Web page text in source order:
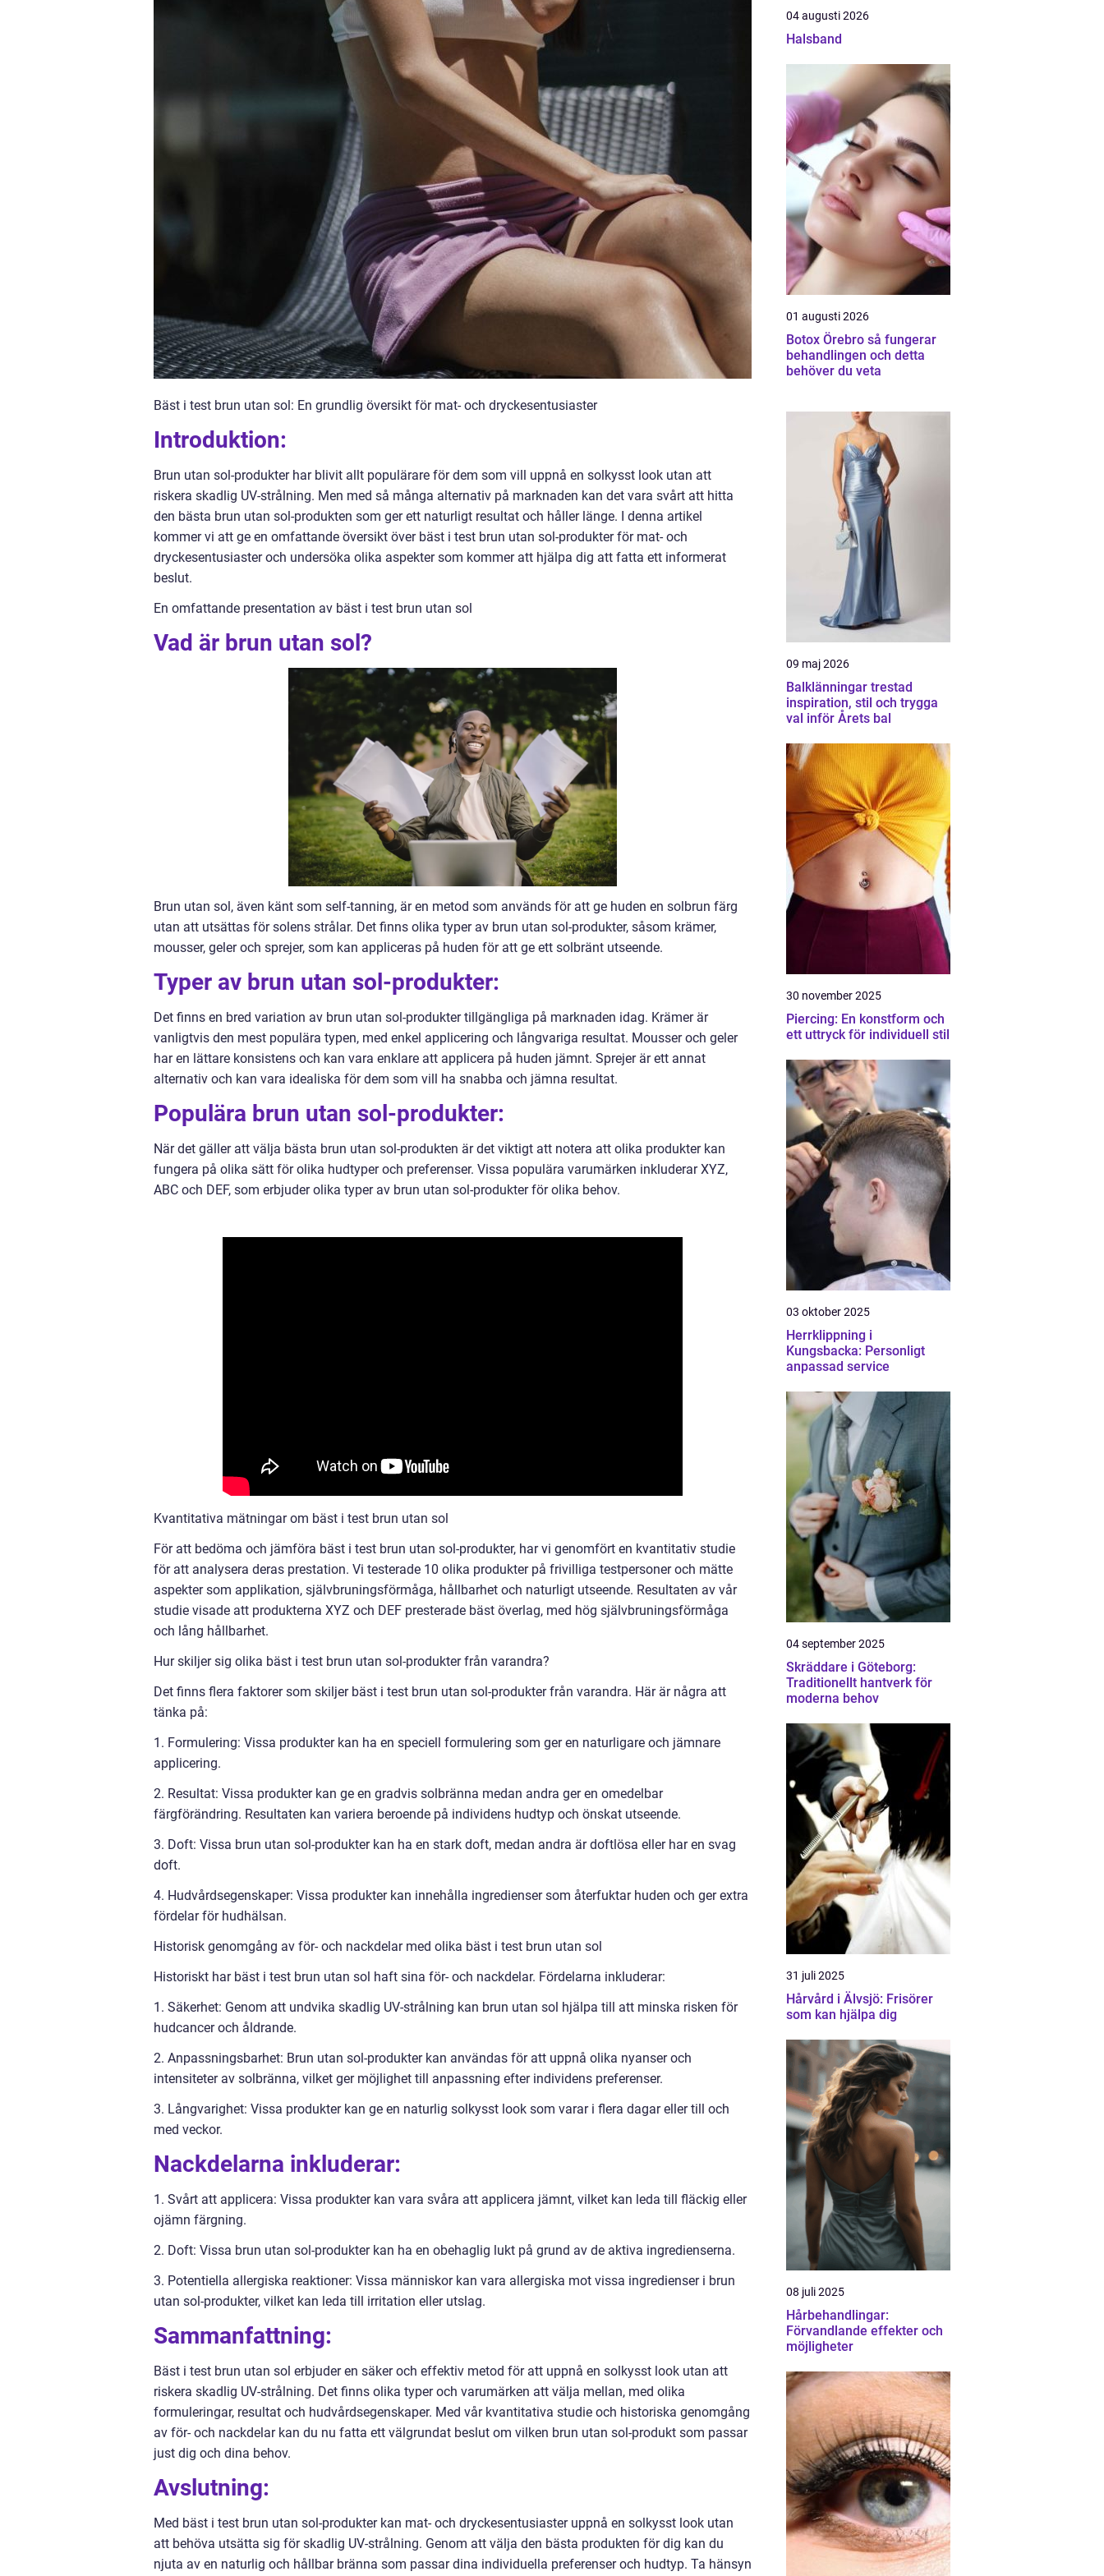
Bäst i test brun utan sol: En grundlig översikt för mat- och dryckesentusiaster
Introduktion:
Brun utan sol-produkter har blivit allt populärare för dem som vill uppnå en solkysst look utan att
riskera skadlig UV-strålning. Men med så många alternativ på marknaden kan det vara svårt att hitta
den bästa brun utan sol-produkten som ger ett naturligt resultat och håller länge. I denna artikel
kommer vi att ge en omfattande översikt över bäst i test brun utan sol-produkter för mat- och
dryckesentusiaster och undersöka olika aspekter som kommer att hjälpa dig att fatta ett informerat
beslut.
En omfattande presentation av bäst i test brun utan sol
Vad är brun utan sol?
Brun utan sol, även känt som self-tanning, är en metod som används för att ge huden en solbrun färg
utan att utsättas för solens strålar. Det finns olika typer av brun utan sol-produkter, såsom krämer,
mousser, geler och sprejer, som kan appliceras på huden för att ge ett solbränt utseende.
Typer av brun utan sol-produkter:
Det finns en bred variation av brun utan sol-produkter tillgängliga på marknaden idag. Krämer är
vanligtvis den mest populära typen, med enkel applicering och långvariga resultat. Mousser och geler
har en lättare konsistens och kan vara enklare att applicera på huden jämnt. Sprejer är ett annat
alternativ och kan vara idealiska för dem som vill ha snabba och jämna resultat.
Populära brun utan sol-produkter:
När det gäller att välja bästa brun utan sol-produkten är det viktigt att notera att olika produkter kan
fungera på olika sätt för olika hudtyper och preferenser. Vissa populära varumärken inkluderar XYZ,
ABC och DEF, som erbjuder olika typer av brun utan sol-produkter för olika behov.
Kvantitativa mätningar om bäst i test brun utan sol
För att bedöma och jämföra bäst i test brun utan sol-produkter, har vi genomfört en kvantitativ studie
för att analysera deras prestation. Vi testerade 10 olika produkter på frivilliga testpersoner och mätte
aspekter som applikation, självbruningsförmåga, hållbarhet och naturligt utseende. Resultaten av vår
studie visade att produkterna XYZ och DEF presterade bäst överlag, med hög självbruningsförmåga
och lång hållbarhet.
Hur skiljer sig olika bäst i test brun utan sol-produkter från varandra?
Det finns flera faktorer som skiljer bäst i test brun utan sol-produkter från varandra. Här är några att
tänka på:
1. Formulering: Vissa produkter kan ha en speciell formulering som ger en naturligare och jämnare
applicering.
2. Resultat: Vissa produkter kan ge en gradvis solbränna medan andra ger en omedelbar
färgförändring. Resultaten kan variera beroende på individens hudtyp och önskat utseende.
3. Doft: Vissa brun utan sol-produkter kan ha en stark doft, medan andra är doftlösa eller har en svag
doft.
4. Hudvårdsegenskaper: Vissa produkter kan innehålla ingredienser som återfuktar huden och ger extra
fördelar för hudhälsan.
Historisk genomgång av för- och nackdelar med olika bäst i test brun utan sol
Historiskt har bäst i test brun utan sol haft sina för- och nackdelar. Fördelarna inkluderar:
1. Säkerhet: Genom att undvika skadlig UV-strålning kan brun utan sol hjälpa till att minska risken för
hudcancer och åldrande.
2. Anpassningsbarhet: Brun utan sol-produkter kan användas för att uppnå olika nyanser och
intensiteter av solbränna, vilket ger möjlighet till anpassning efter individens preferenser.
3. Långvarighet: Vissa produkter kan ge en naturlig solkysst look som varar i flera dagar eller till och
med veckor.
Nackdelarna inkluderar:
1. Svårt att applicera: Vissa produkter kan vara svåra att applicera jämnt, vilket kan leda till fläckig eller
ojämn färgning.
2. Doft: Vissa brun utan sol-produkter kan ha en obehaglig lukt på grund av de aktiva ingredienserna.
3. Potentiella allergiska reaktioner: Vissa människor kan vara allergiska mot vissa ingredienser i brun
utan sol-produkter, vilket kan leda till irritation eller utslag.
Sammanfattning:
Bäst i test brun utan sol erbjuder en säker och effektiv metod för att uppnå en solkysst look utan att
riskera skadlig UV-strålning. Det finns olika typer och varumärken att välja mellan, med olika
formuleringar, resultat och hudvårdsegenskaper. Med vår kvantitativa studie och historiska genomgång
av för- och nackdelar kan du nu fatta ett välgrundat beslut om vilken brun utan sol-produkt som passar
just dig och dina behov.
Avslutning:
Med bäst i test brun utan sol-produkter kan mat- och dryckesentusiaster uppnå en solkysst look utan
att behöva utsätta sig för skadlig UV-strålning. Genom att välja den bästa produkten för dig kan du
njuta av en naturlig och hållbar bränna som passar dina individuella preferenser och hudtyp. Ta hänsyn
04 augusti 2026
Halsband
01 augusti 2026
Botox Örebro så fungerar
behandlingen och detta
behöver du veta
09 maj 2026
Balklänningar trestad
inspiration, stil och trygga
val inför Årets bal
30 november 2025
Piercing: En konstform och
ett uttryck för individuell stil
03 oktober 2025
Herrklippning i
Kungsbacka: Personligt
anpassad service
04 september 2025
Skräddare i Göteborg:
Traditionellt hantverk för
moderna behov
31 juli 2025
Hårvård i Älvsjö: Frisörer
som kan hjälpa dig
08 juli 2025
Hårbehandlingar:
Förvandlande effekter och
möjligheter